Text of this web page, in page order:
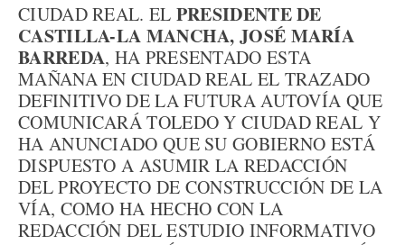
CIUDAD REAL. EL PRESIDENTE DE
CASTILLA-LA MANCHA, JOSÉ MARÍA
BARREDA, HA PRESENTADO ESTA
MAÑANA EN CIUDAD REAL EL TRAZADO
DEFINITIVO DE LA FUTURA AUTOVÍA QUE
COMUNICARÁ TOLEDO Y CIUDAD REAL Y
HA ANUNCIADO QUE SU GOBIERNO ESTÁ
DISPUESTO A ASUMIR LA REDACCIÓN
DEL PROYECTO DE CONSTRUCCIÓN DE LA
VÍA, COMO HA HECHO CON LA
REDACCIÓN DEL ESTUDIO INFORMATIVO